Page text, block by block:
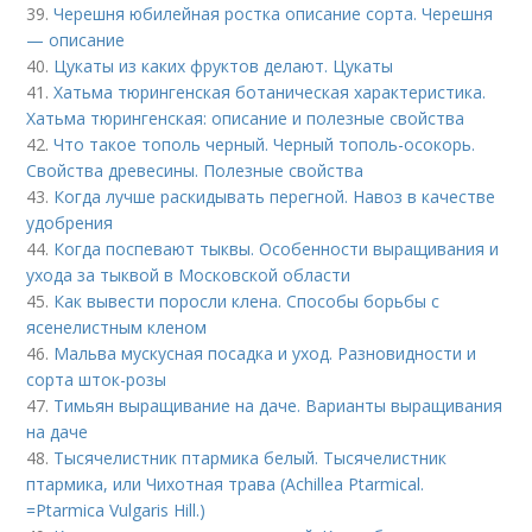
39.Черешня юбилейная ростка описание сорта. Черешня
— описание
40. Цукаты из каких фруктов делают. Цукаты
41.Хатьма тюрингенская ботаническая характеристика.
Хатьма тюрингенская: описание и полезные свойства
42.Что такое тополь черный. Черный тополь-осокорь.
Свойства древесины. Полезные свойства
43. Когда лучше раскидывать перегной. Навоз в качестве
удобрения
44. Когда поспевают тыквы. Особенности выращивания и
ухода за тыквой в Московской области
45. Как вывести поросли клена. Способы борьбы с
ясенелистным кленом
46. Мальва мускусная посадка и уход. Разновидности и
сорта шток-розы
47. Тимьян выращивание на даче. Варианты выращивания
на даче
48. Тысячелистник птармика белый. Тысячелистник
птармика, или Чихотная трава (Achillea Ptarmical.
=Ptarmica Vulgaris Hill.)